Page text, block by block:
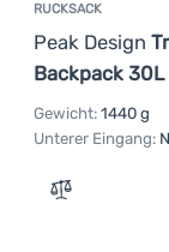
RUCKSACK
Peak Design
Backpack 30L
Gewicht: 1440 g
Unterer Eingang:
Zum